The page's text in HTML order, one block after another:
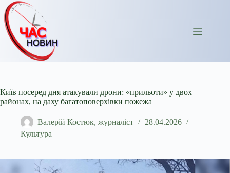
Перейти
до
вмісту
Київ посеред дня атакували дрони: «прильоти» у двох
районах, на даху багатоповерхівки пожежа
Валерій Костюк, журналіст
28.04.2026
Культура